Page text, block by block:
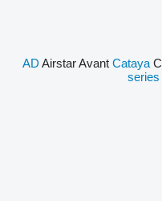
AD AirstarAvant Cataya
series